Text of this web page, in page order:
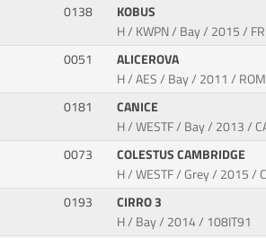
0138
KOBUS
H / KWPN / Bay / 2015 /
0051
ALICEROVA
H / AES / Bay / 2011 /
0181
CANICE
H / WESTF / Bay / 2013 /
0073
COLESTUS CAMBRIDGE
H / WESTF / Grey / 2015 /
0193
CIRRO 3
H / Bay / 2014 / 108IT91